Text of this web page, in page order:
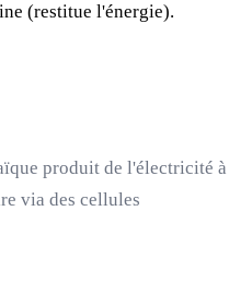
(restitue l'énergie).
produit de l'électricité à
via des cellules